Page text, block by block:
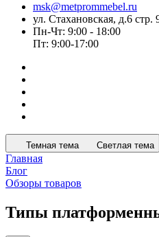
msk@metprommebel.ru
ул. Стахановская, д.6 стр.
Пн-Чт: 9:00 - 18:00
Пт: 9:00-17:00
Темная тема Светлая тема
Главная
Блог
Обзоры товаров
Типы